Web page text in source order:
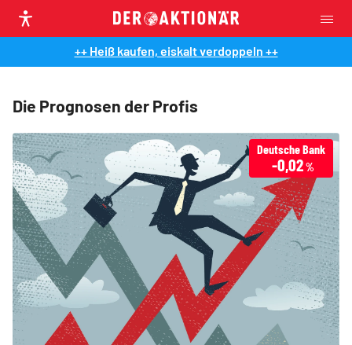
++ Heiß kaufen, eiskalt verdoppeln ++
Die Prognosen der Profis
Deutsche Bank
-0,02 %